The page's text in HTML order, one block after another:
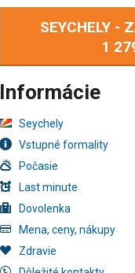
SEYCHELY -
1
Informácie
Seychely
Vstupné formality
Počasie
Last minute
Dovolenka
Mena, ceny, nákupy
Zdravie